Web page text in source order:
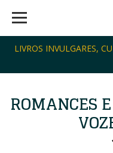
LIVROS INVULGARES,
ROMANCES